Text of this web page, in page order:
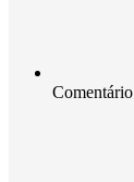
Comentário